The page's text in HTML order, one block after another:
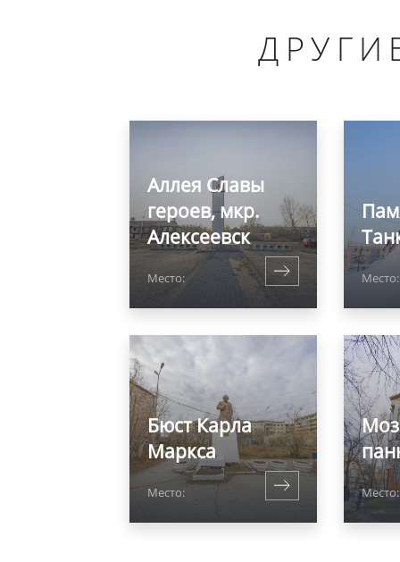
Аллея Славы
героев, мкр.
Алексеевск
Место: Место:
Бюст Карла
Маркса
Место: Место: